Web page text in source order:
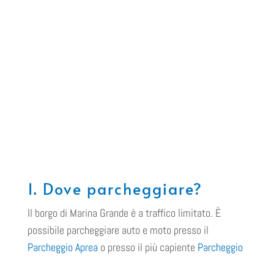
1. Dove parcheggiare?
Il borgo di Marina Grande è a traffico limitato. È
possibile parcheggiare auto e moto presso il
Parcheggio Apreao presso il più capiente Parcheggio